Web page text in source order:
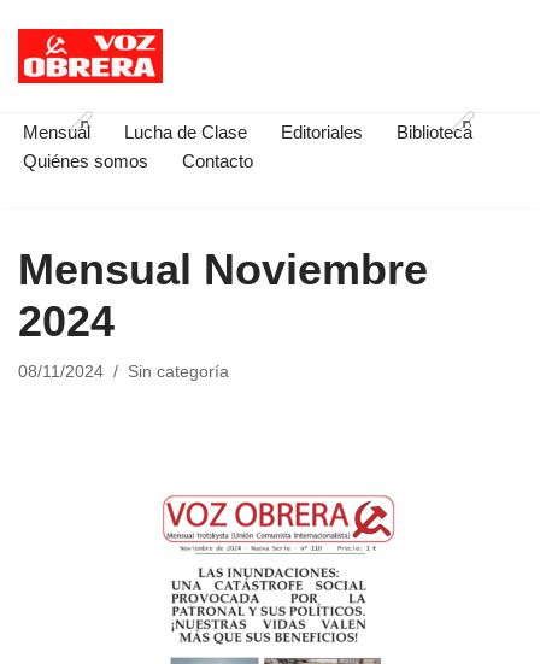
Saltar
contenido
Mensual Lucha de Clase Editoriales
Biblioteca
Quiénes somos
Contacto
Mensual Noviembre
2024
08/11/2024 Sin categoría